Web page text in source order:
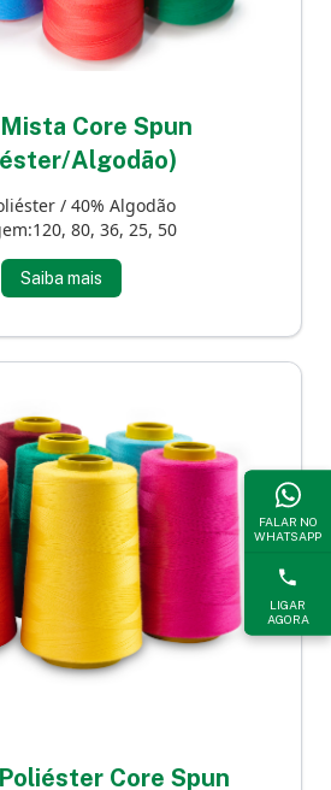
Core Spun
Algodão)
/ 40% Algodão
80, 36, 25, 50
Saiba mais
Core Spun
FALAR NO
WHATSAPP
LIGAR
AGORA